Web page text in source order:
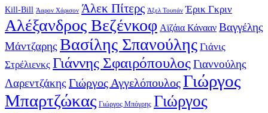
Kill-Bill Άαρον Χάρισον Άλεκ Πίτερς Άξελ Τουπάν Έρικ Γκριν
Αλέξανδρος Βεζένκοφ Αϊζάια Κάνααν Βαγγέλης
Μάντζαρης Βασίλης Σπανούλης Γιάνις
Στρέλιενκς Γιάννης ΣφαιρόπουλοςΓιαννούλης
Λαρεντζάκης Γιώργος ΑγγελόπουλοςΓιώργος
Μπαρτζώκας Γιώργος Μπόγρης Γιώργος